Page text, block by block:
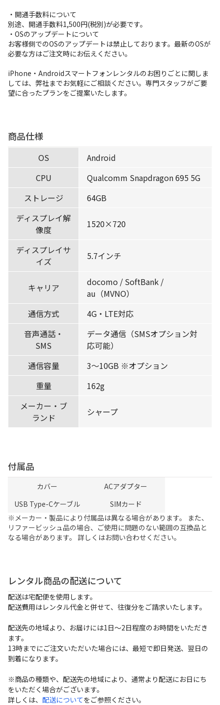
・開通手数料について
別途、開通手数料1,500円(税別)が必要です。
・OSのアップデートについて
お客様側でのOSのアップデートは禁止しております。最新のOSが
必要な方はご注文時にお伝えください。
iPhone・Androidスマートフォンレンタルのお困りごとに関しま
しては、弊社までお気軽にご相談ください。専門スタッフがご要
望に合ったプランをご提案いたします。
商品仕様
OS
Android
CPU
Qualcomm Snapdragon 695 5G
ストレージ
64GB
ディスプレイ解
像度
1520×720
ディスプレイサ
イズ
5.7インチ
キャリア
docomo / SoftBank /
au（MVNO）
通信方式
4G・LTE対応
音声通話・
SMS
データ通信（SMSオプション対
応可能）
通信容量
3〜10GB ※オプション
重量
162g
メーカー・ブ
ランド
シャープ
付属品
カバー
ACアダプター
USB Type-Cケーブル
SIMカード
※メーカー・製品により付属品は異なる場合があります。 また、
リファービッシュ品の場合、ご使用に問題のない範囲の互換品と
なる場合があります。 詳しくはお問い合わせください。
レンタル商品の配送について
配送は宅配便を使用します。
配送費用はレンタル代金と併せて、往復分をご請求いたします。
配送先の地域より、お届けには1日～2日程度のお時間をいただき
ます。
13時までにご注文いただいた場合には、最短で即日発送、翌日の
到着になります。
※商品の種類や、配送先の地域により、通常より配送にお日にち
をいただく場合がございます。
詳しくは、 配送についてをご参照ください。